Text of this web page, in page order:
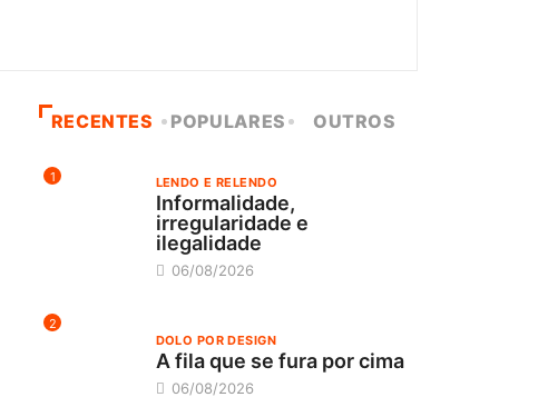
RECENTES POPULARES OUTROS
1 LENDO E RELENDO
Informalidade,
irregularidade e
ilegalidade
06/08/2026
2
DOLO POR DESIGN
A fila que se fura por cima
06/08/2026